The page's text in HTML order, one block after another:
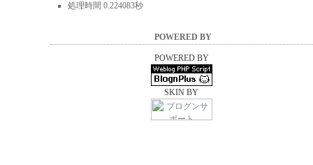
処理時間 0.224083秒
POWERED BY
POWERED BY
SKIN BY